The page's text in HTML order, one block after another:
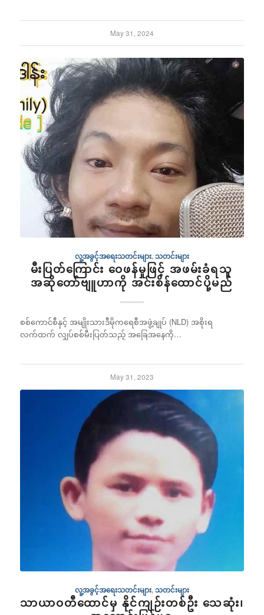
May 31, 2024
လူ့အခွင့်အရေးသတင်းများ,သတင်းများ
မီးပြတ်ကြောင်း ဝေဖန်မှုဖြင့် အဖမ်းခံရသူ
အဆိုတော်ဗျူဟာကို အင်းစိန်ထောင်ပို့မည်
စစ်ကောင်စီနှင့် အမျိုးသားဒီမိုကရေစီအဖွဲ့ချုပ် (NLD) အစိုးရ
လက်ထက် လျှပ်စစ်မီးပြတ်သည့် အခြေအနေကို…
May 31, 2023
လူ့အခွင့်အရေးသတင်းများ,သတင်းများ
သာယာဝတီထောင်မှ နိုင်ကျဉ်းတစ်ဦး သေဆုံး၊